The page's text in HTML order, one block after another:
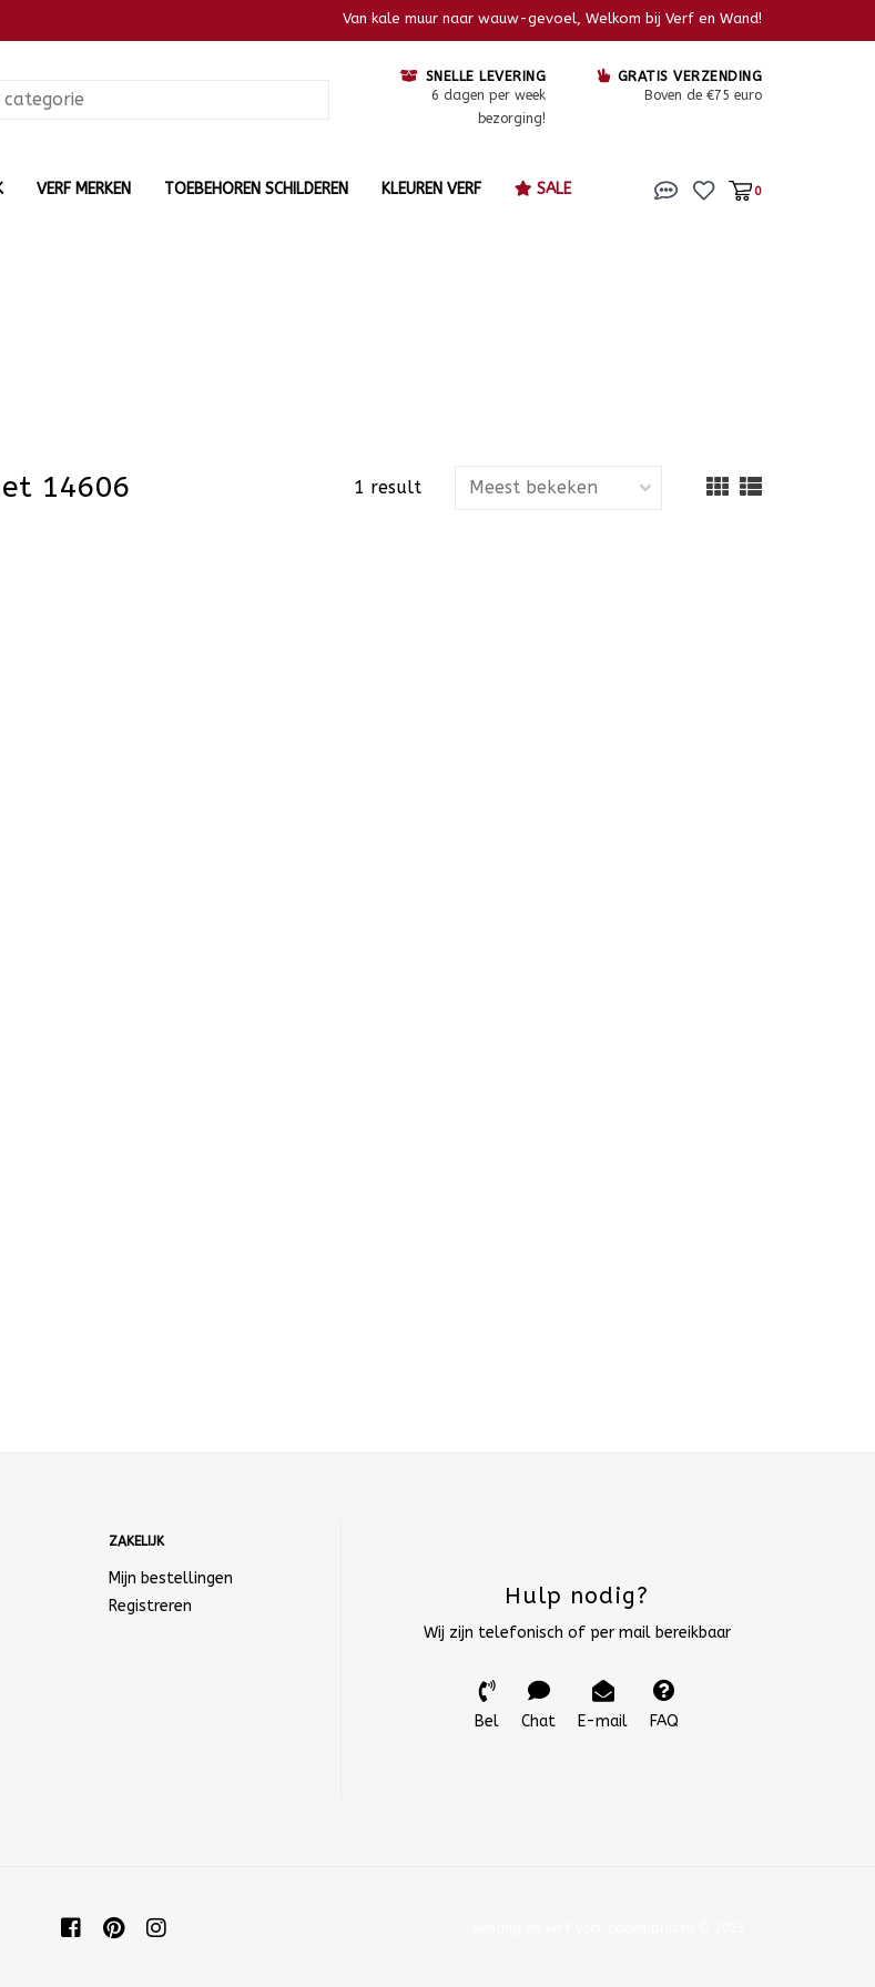
Van kale muur naar wauw-gevoel, Welkom bij Verf en Wand!
SNELLE LEVERING
6 dagen per week
bezorging!
GRATIS VERZENDING
Boven de €75 euro
VERF MERKEN TOEBEHOREN SCHILDEREN KLEUREN VERF SALE 0
14606 1 result
ZAKELIJK
Mijn bestellingen
Registreren
Hulp nodig?
Wij zijn telefonisch of per mail bereikbaar
Bel Chat E-mail FAQ